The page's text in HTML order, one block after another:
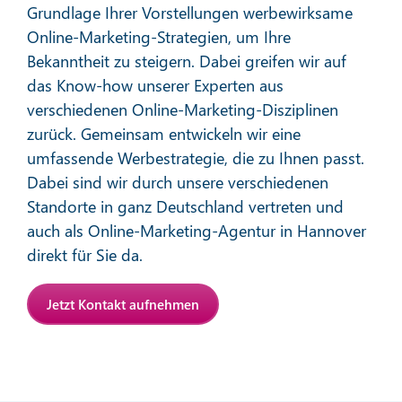
Affiliate-Marketing
Mehr erfahren
Grundlage Ihrer Vorstellungen werbewirksame
Online-Marketing-Strategien, um Ihre
Bekanntheit zu steigern. Dabei greifen wir auf
das Know-how unserer Experten aus
verschiedenen Online-Marketing-Disziplinen
zurück. Gemeinsam entwickeln wir eine
umfassende Werbestrategie, die zu Ihnen passt.
Dabei sind wir durch unsere verschiedenen
Standorte in ganz Deutschland vertreten und
auch als Online-Marketing-Agentur in Hannover
direkt für Sie da.
Jetzt Kontakt aufnehmen